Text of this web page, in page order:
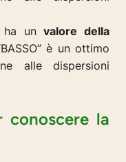
ha unvalore della
è un ottimo
alle dispersioni
la